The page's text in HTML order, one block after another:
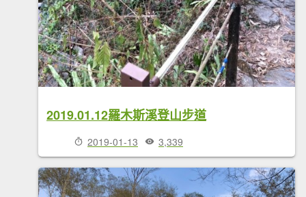
2019.01.12羅木斯溪登山步道
2019-01-13 3,339